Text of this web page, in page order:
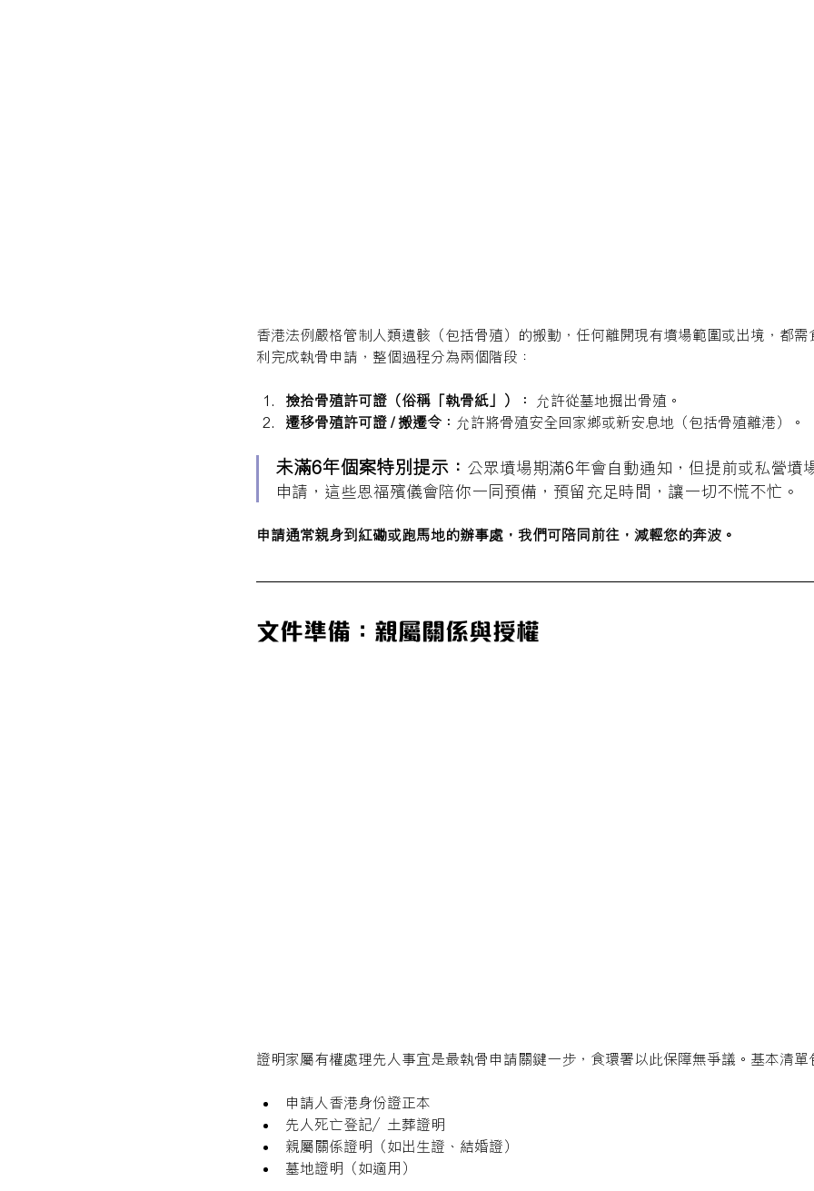
香港法例嚴格管制人類遺骸（包括骨殖）的搬動，任何離開現有墳場範圍或出境，都需
利完成執骨申請，整個過程分為兩個階段：
撿拾骨殖許可證（俗稱「執骨紙」）：
允許從墓地掘出骨殖。
遷移骨殖許可證 / 搬遷令： 允許將骨殖安全回家鄉或新安息地（包括骨殖離港）。
未滿6年個案特別提示： 公眾墳場期滿6年會自動通知，但提前或私營墳
申請，這些恩福殯儀會陪你一同預備，預留充足時間，讓一切不慌不忙。
申請通常親身到紅磡或跑馬地的辦事處，我們可陪同前往，減輕您的奔波。
文件準備：親屬關係與授權
證明家屬有權處理先人事宜是最執骨申請關鍵一步，食環署以此保障無爭議。基本清單
申請人香港身份證正本
先人死亡登記／土葬證明
親屬關係證明（如出生證、結婚證）
墓地證明（如適用）